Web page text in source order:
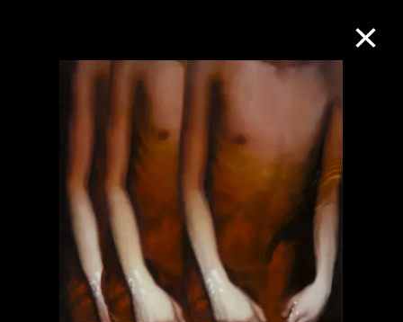
M+藏品
進一步篩選 搜索
關於M+藏品